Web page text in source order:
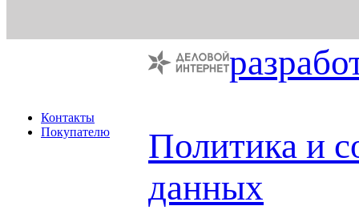
Контакты
Покупателю
Политика и
данных